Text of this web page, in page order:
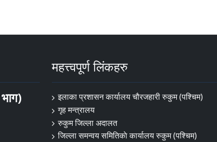
महत्त्वपूर्ण लिंकहरु
इलाका प्रशासन कार्यालय चौरजहारी रुकुम (पश्चिम)
गृह मन्त्रालय
रुकुम जिल्ला अदालत
जिल्ला समन्वय समितिकाे कार्यालय रुकुम (पश्चिम)